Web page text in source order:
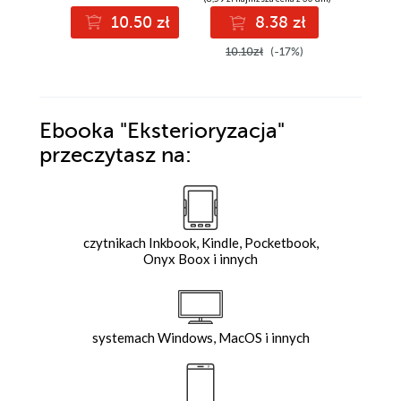
10.50 zł 8.38 zł
10.10zł (-17%)
Ebooka "Eksterioryzacja"
przeczytasz na:
czytnikach Inkbook, Kindle, Pocketbook,
Onyx Boox i innych
systemach Windows, MacOS i innych